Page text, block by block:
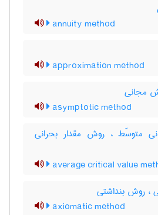
annuity method
approximation method
مجانی
asymptotic method
متوسّط ، روش مقدار بحرانی
average critical value
روش بنداشتی
axiomatic method